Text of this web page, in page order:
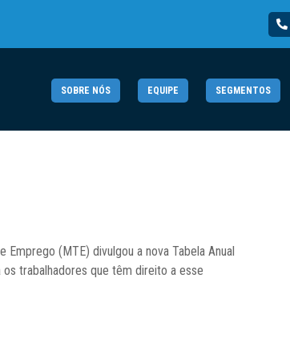
SOBRE NÓS EQUIPE SEGMENTOS
Emprego (MTE) divulgou a nova Tabela Anual
trabalhadores que têm direito a esse